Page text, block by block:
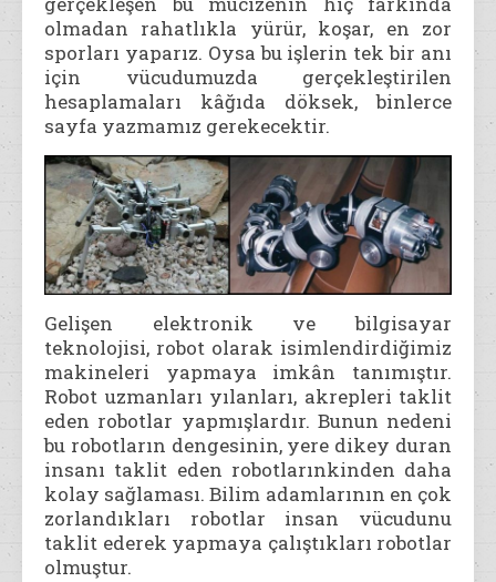
olmadan rahatlıkla yürür, koşar, en zor
sporları yaparız. Oysa bu işlerin tek bir anı
için vücudumuzda gerçekleştirilen
hesaplamaları kâğıda döksek, binlerce
sayfa yazmamız gerekecektir.
Gelişen elektronik ve bilgisayar
teknolojisi, robot olarak isimlendirdiğimiz
makineleri yapmaya imkân tanımıştır.
Robot uzmanları yılanları, akrepleri taklit
eden robotlar yapmışlardır. Bunun nedeni
bu robotların dengesinin, yere dikey duran
insanı taklit eden robotlarınkinden daha
kolay sağlaması. Bilim adamlarının en çok
zorlandıkları robotlar insan vücudunu
taklit ederek yapmaya çalıştıkları robotlar
olmuştur.